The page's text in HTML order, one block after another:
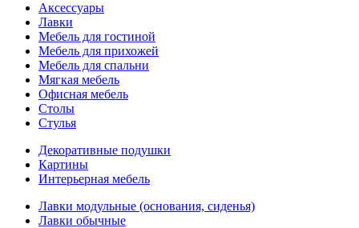
Аксессуары
Лавки
Мебель для гостиной
Мебель для прихожей
Мебель для спальни
Мягкая мебель
Офисная мебель
Столы
Стулья
Декоративные подушки
Картины
Интерьерная мебель
Лавки модульные (основания, сиденья)
Лавки обычные